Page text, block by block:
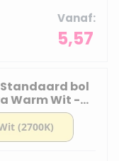
Vanaf
5,57
bol
Warm Wit -